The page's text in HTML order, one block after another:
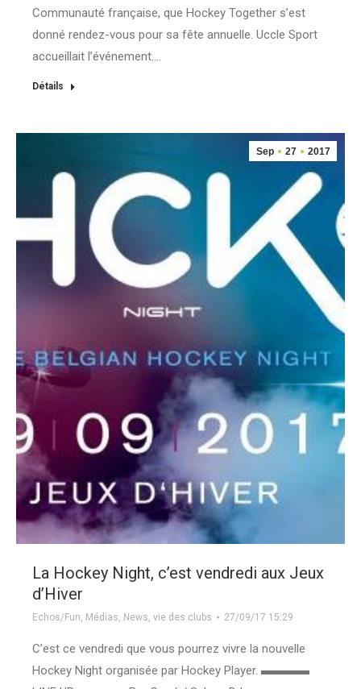
Communauté française, que Hockey Together s’est
donné rendez-vous pour sa fête annuelle. Uccle Sport
accueillait l’événement.…
Détails
Sep 27 2017
La Hockey Night, c’est vendredi aux Jeux
d’Hiver
Echos/Fun, Médias, News, vie des clubs 27/09/17 15:29
C’est ce vendredi que vous pourrez vivre la nouvelle
Hockey Night organisée par Hockey Player. ▬▬▬▬